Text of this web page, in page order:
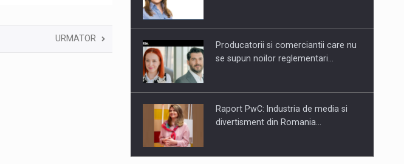
URMATOR
Producatorii si comerciantii care nu
se supun noilor reglementari…
Raport PwC: Industria de media si
divertisment din Romania…